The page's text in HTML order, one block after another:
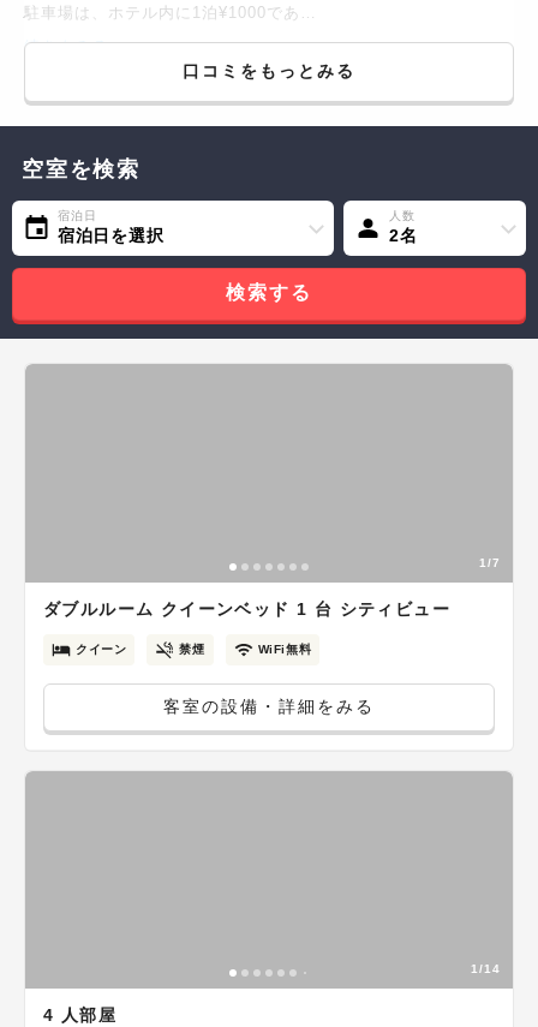
駐車場は、ホテル内に1泊¥1000であ…
続きをみる...
口コミをもっとみる
空室を検索
宿泊日
宿泊日を選択
人数
2名
検索する
1/7
ダブルルーム クイーンベッド 1 台 シティビュー
クイーン 禁煙 WiFi無料
客室の設備・詳細をみる
1/14
4 人部屋